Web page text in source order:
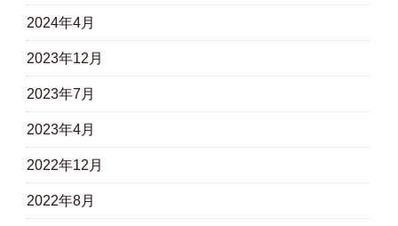
2024年4月
2023年12月
2023年7月
2023年4月
2022年12月
2022年8月